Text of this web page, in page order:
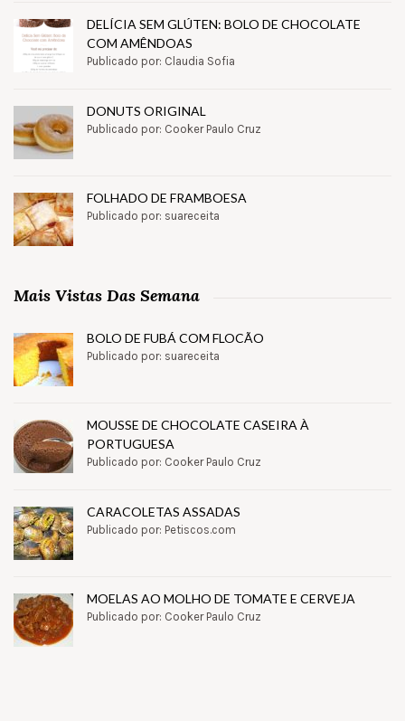
DELÍCIA SEM GLÚTEN: BOLO DE CHOCOLATE
COM AMÊNDOAS
Publicado por: Claudia Sofia
DONUTS ORIGINAL
Publicado por: Cooker Paulo Cruz
FOLHADO DE FRAMBOESA
Publicado por: suareceita
Mais Vistas Das Semana
BOLO DE FUBÁ COM FLOCÃO
Publicado por: suareceita
MOUSSE DE CHOCOLATE CASEIRA À
PORTUGUESA
Publicado por: Cooker Paulo Cruz
CARACOLETAS ASSADAS
Publicado por: Petiscos.com
MOELAS AO MOLHO DE TOMATE E CERVEJA
Publicado por: Cooker Paulo Cruz